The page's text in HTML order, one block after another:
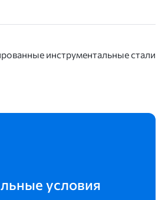
инструментальные стали
условия